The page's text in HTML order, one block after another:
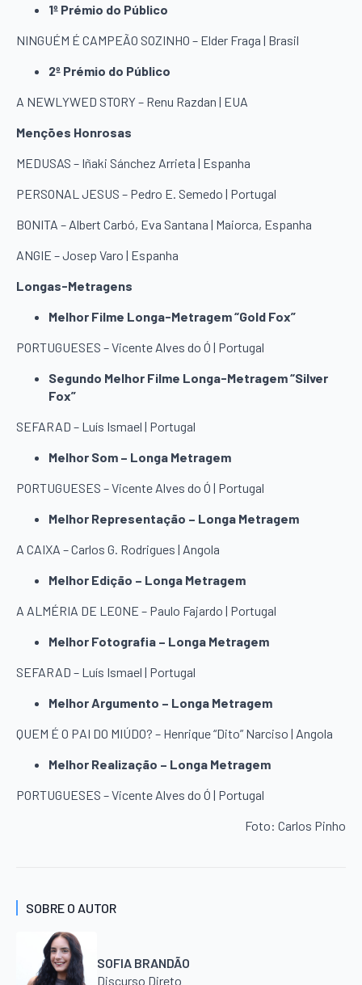
1º Prémio do Público
NINGUÉM É CAMPEÃO SOZINHO – Elder Fraga | Brasil
2º Prémio do Público
A NEWLYWED STORY – Renu Razdan | EUA
Menções Honrosas
MEDUSAS – Iñaki Sánchez Arrieta | Espanha
PERSONAL JESUS – Pedro E. Semedo | Portugal
BONITA – Albert Carbó, Eva Santana | Maiorca, Espanha
ANGIE – Josep Varo | Espanha
Longas-Metragens
Melhor Filme Longa-Metragem “Gold Fox”
PORTUGUESES – Vicente Alves do Ó | Portugal
Segundo Melhor Filme Longa-Metragem “Silver
Fox”
SEFARAD – Luís Ismael | Portugal
Melhor Som – Longa Metragem
PORTUGUESES – Vicente Alves do Ó | Portugal
Melhor Representação – Longa Metragem
A CAIXA – Carlos G. Rodrigues | Angola
Melhor Edição – Longa Metragem
A ALMÉRIA DE LEONE – Paulo Fajardo | Portugal
Melhor Fotografia – Longa Metragem
SEFARAD – Luís Ismael | Portugal
Melhor Argumento – Longa Metragem
QUEM É O PAI DO MIÚDO? – Henrique “Dito” Narciso | Angola
Melhor Realização – Longa Metragem
PORTUGUESES – Vicente Alves do Ó | Portugal
Foto: Carlos Pinho
SOBRE O AUTOR
SOFIA BRANDÃO
Discurso Direto